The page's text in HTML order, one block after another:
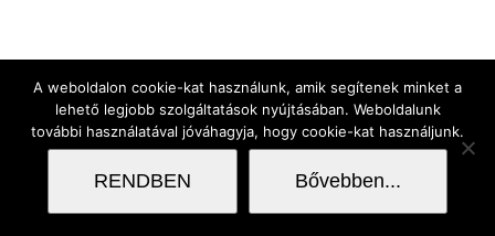
A weboldalon cookie-kat használunk, amik segítenek minket a
lehető legjobb szolgáltatások nyújtásában. Weboldalunk
további használatával jóváhagyja, hogy cookie-kat használjunk.
RENDBEN Bővebben...